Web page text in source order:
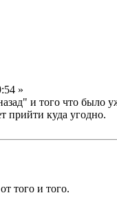
»
и того что было
прийти куда угодно.
того и того.